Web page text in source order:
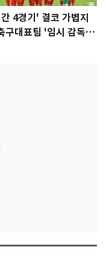
4경기' 결코 가볍지
구대표팀 '임시 감독'